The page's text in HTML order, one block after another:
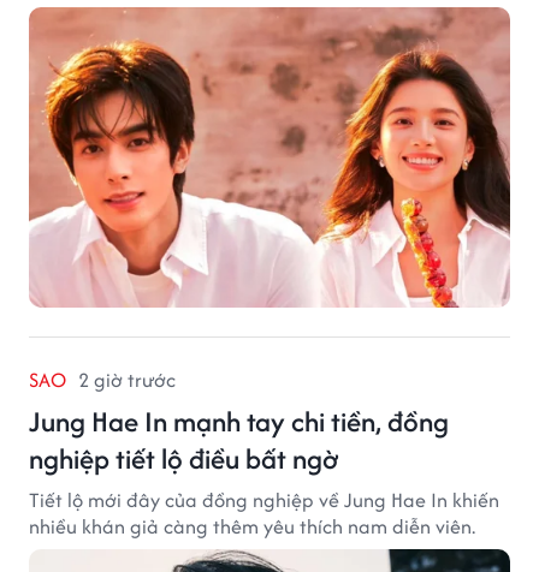
SAO 2 giờ trước
Jung Hae In mạnh tay chi tiền, đồng
nghiệp tiết lộ điều bất ngờ
Tiết lộ mới đây của đồng nghiệp về Jung Hae In khiến
nhiều khán giả càng thêm yêu thích nam diễn viên.